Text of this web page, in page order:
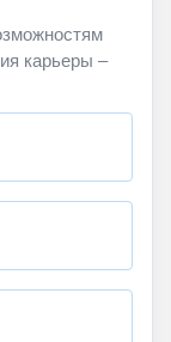
карьеры –